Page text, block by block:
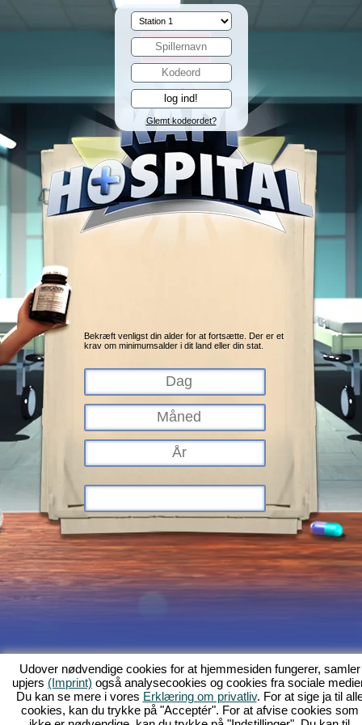
Glemt kodeordet?
Bekræft venligst din alder for at fortsætte. Der er et
krav om minimumsalder i dit land eller din stat.
Hvad er Kapi Hospital? Baggrundshistorien Indhold
Skærmfotos
Regler
Forum GFB Databeskyttelse Kolofon
Kunde-support og
hjælp
Browserspil - Upjers.com
Håndtér cookies
Udover nødvendige cookies for at hjemmesiden fungerer, samler
upjers (Imprint) også analysecookies og cookies fra sociale
Du kan se mere i vores Erklæring om privatliv. For at sige ja til
cookies, kan du trykke på "Acceptér". For at afvise cookies som